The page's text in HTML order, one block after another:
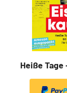
Heiße